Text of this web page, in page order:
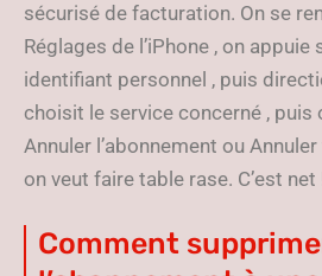
sécurisé de facturation. On se
Réglages de l’iPhone , on appuie
identifiant personnel , puis
choisit le service concerné , puis
Annuler l’abonnement ou
on veut faire table rase. C’est net
Comment